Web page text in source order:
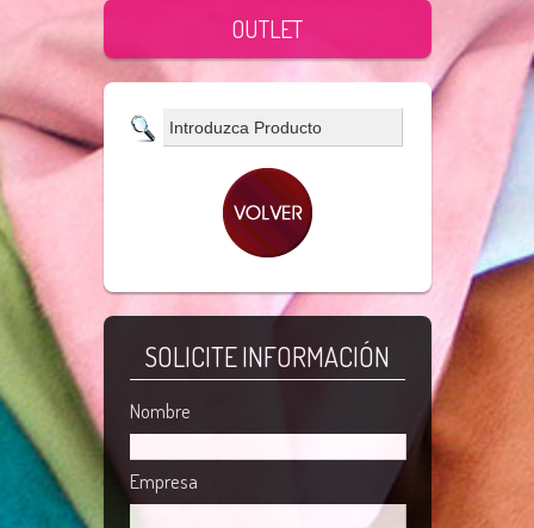
OUTLET
SOLICITE INFORMACIÓN
Nombre
Empresa